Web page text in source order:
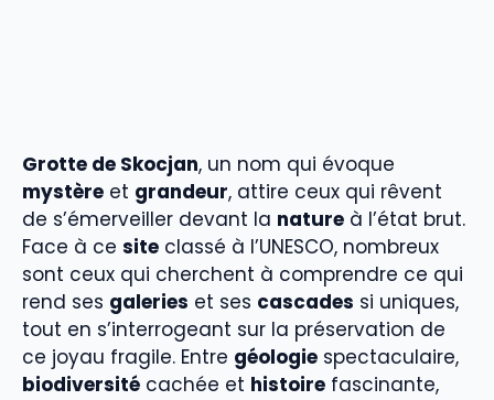
Grotte de Skocjan, un nom qui évoque
mystère et grandeur, attire ceux qui rêvent
de s’émerveiller devant la nature à l’état brut.
Face à ce site classé à l’UNESCO, nombreux
sont ceux qui cherchent à comprendre ce qui
rend ses galeries et ses cascades si uniques,
tout en s’interrogeant sur la préservation de
ce joyau fragile. Entre géologie spectaculaire,
biodiversité cachée et histoire fascinante,